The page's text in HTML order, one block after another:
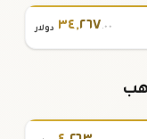
٣٤,٢٦٧.٠٠ دولار